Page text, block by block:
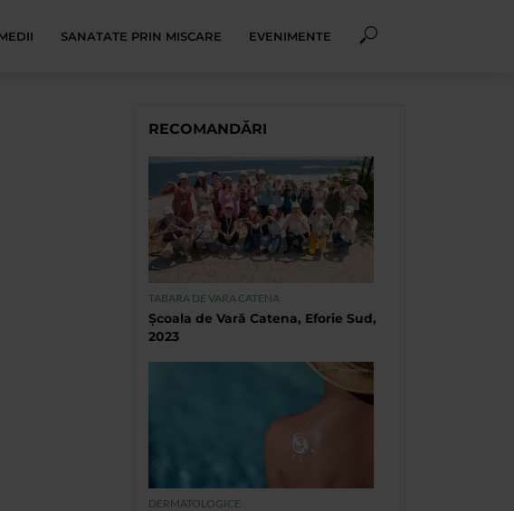
SANATATE PRIN MISCARE EVENIMENTE
RECOMANDĂRI
TABARA DE VARA CATENA
Școala de Vară Catena, Eforie Sud,
2023
DERMATOLOGICE